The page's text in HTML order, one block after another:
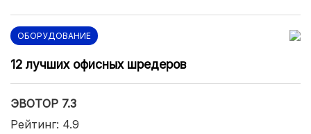
ОБОРУДОВАНИЕ
12 лучших офисных шредеров
ЭВОТОР 7.3
Рейтинг: 4.9